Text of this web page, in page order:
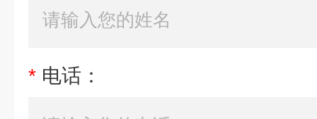
* 电话：